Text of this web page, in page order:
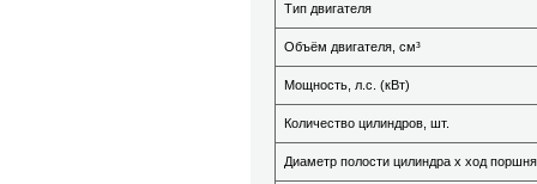
Тип двигателя
Объём двигателя, см³
Мощность, л.с. (кВт)
Количество цилиндров, шт.
Диаметр полости цилиндра х ход